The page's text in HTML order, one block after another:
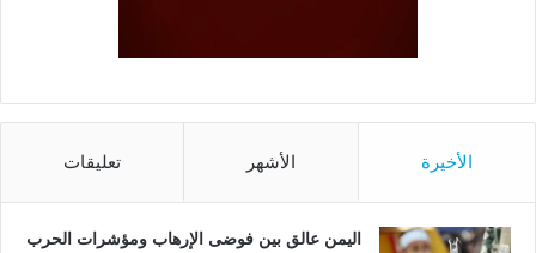
الأخيرة الأشهر تعليقات
اليمن عالق بين فوضى الإرهاب ومؤشرات الحرب